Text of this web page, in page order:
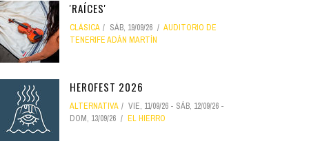
'RAÍCES'
CLÁSICA SÁB, 19/09/26
AUDITORIO DE
TENERIFE ADÁN MARTÍN
HEROFEST 2026
ALTERNATIVA VIE, 11/09/26 - SÁB, 12/09/26 -
DOM, 13/09/26
EL HIERRO